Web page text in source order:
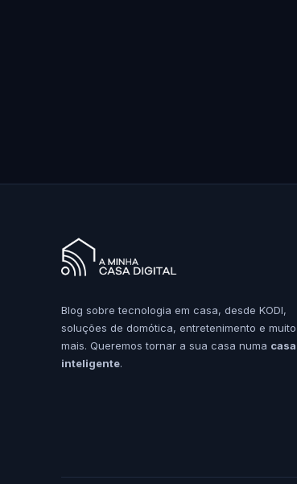
Blog sobre tecnologia em casa, desde KODI,
soluções de domótica, entretenimento e muito
mais. Queremos tornar a sua casa numa casa
inteligente.